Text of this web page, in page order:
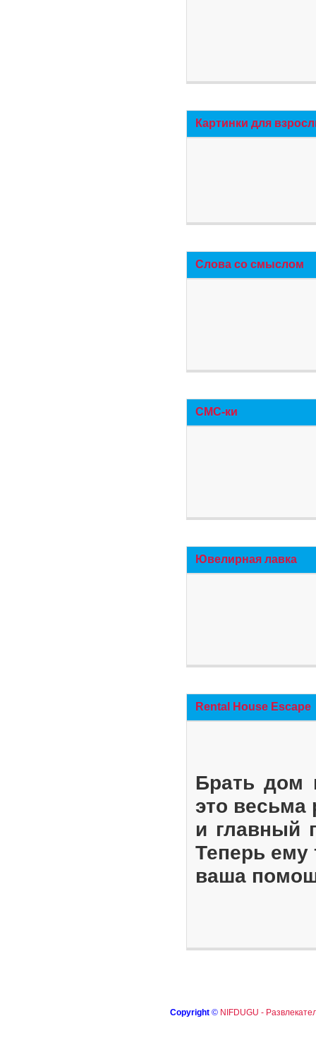
Картинки для
Слова со смыслом
СМС-ки
Ювелирная лавка
Rental House Escape
Брать дом
это весьма
и главный
Теперь ему
ваша
Copyright © NIFDUGU -